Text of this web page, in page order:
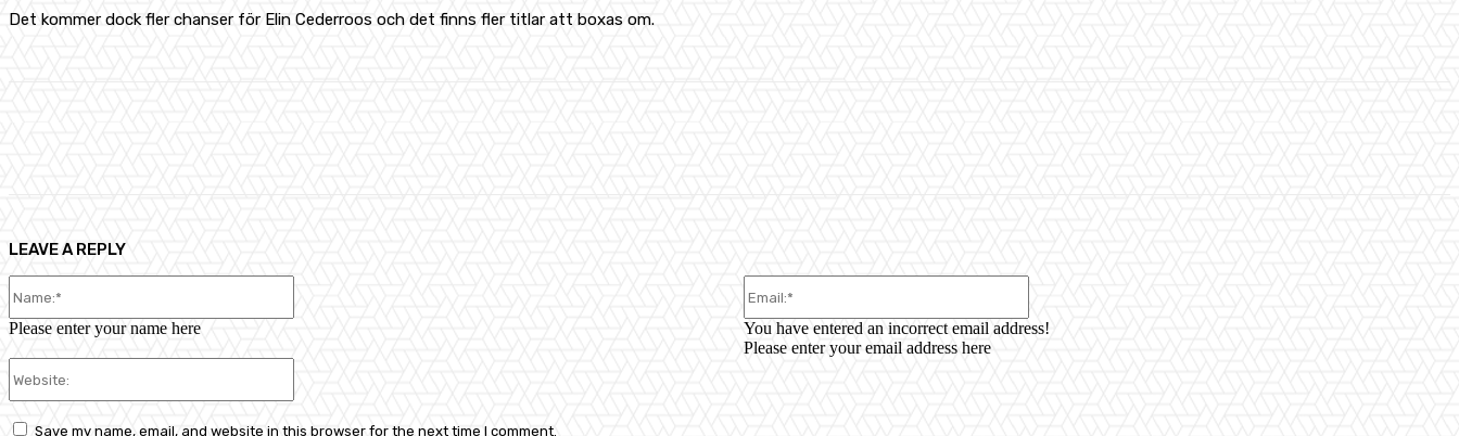
Det kommer dock fler chanser för Elin Cederroos och det finns fler titlar att boxas om.
LEAVE A REPLY
Please enter your name here
You have entered an incorrect email address!
Please enter your email address here
Save my name, email, and website in this browser for the next time I comment.